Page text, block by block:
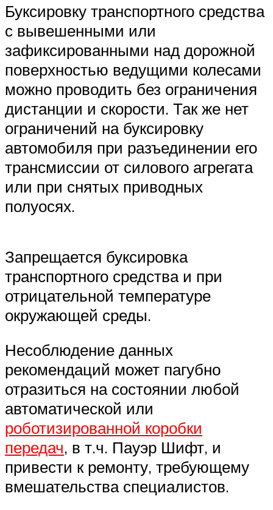
Буксировку транспортного средства
с вывешенными или
зафиксированными над дорожной
поверхностью ведущими колесами
можно проводить без ограничения
дистанции и скорости. Так же нет
ограничений на буксировку
автомобиля при разъединении его
трансмиссии от силового агрегата
или при снятых приводных
полуосях.
Запрещается буксировка
транспортного средства и при
отрицательной температуре
окружающей среды.
Несоблюдение данных
рекомендаций может пагубно
отразиться на состоянии любой
автоматической или
роботизированной коробки
передач, в т.ч. Пауэр Шифт, и
привести к ремонту, требующему
вмешательства специалистов.